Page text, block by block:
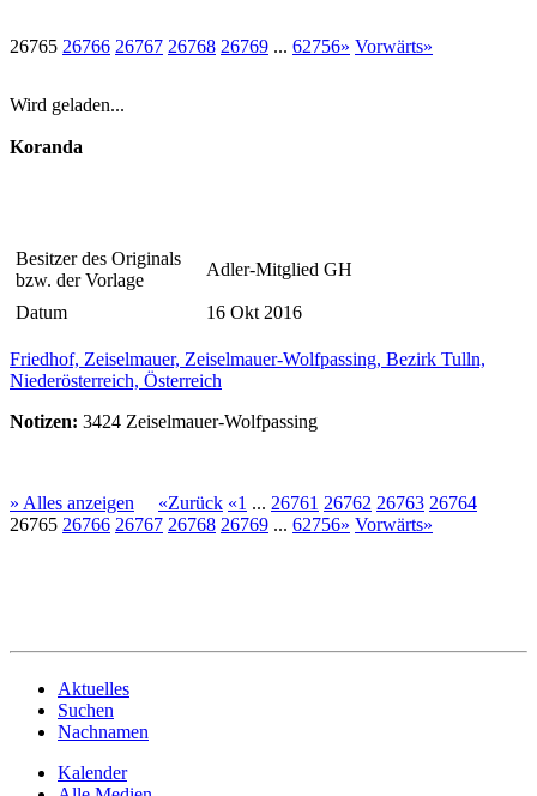
26765 26766 26767 26768 26769 ... 62756» Vorwärts»
Wird geladen...
Koranda
Besitzer des Originals
bzw. der Vorlage
Adler-Mitglied GH
Datum 16 Okt 2016
Friedhof, Zeiselmauer, Zeiselmauer-Wolfpassing, Bezirk Tulln,
Niederösterreich, Österreich
Notizen: 3424 Zeiselmauer-Wolfpassing
» Alles anzeigen «Zurück «1 ... 26761 26762 26763 26764
26765 26766 26767 26768 26769 ... 62756» Vorwärts»
Aktuelles
Suchen
Nachnamen
Kalender